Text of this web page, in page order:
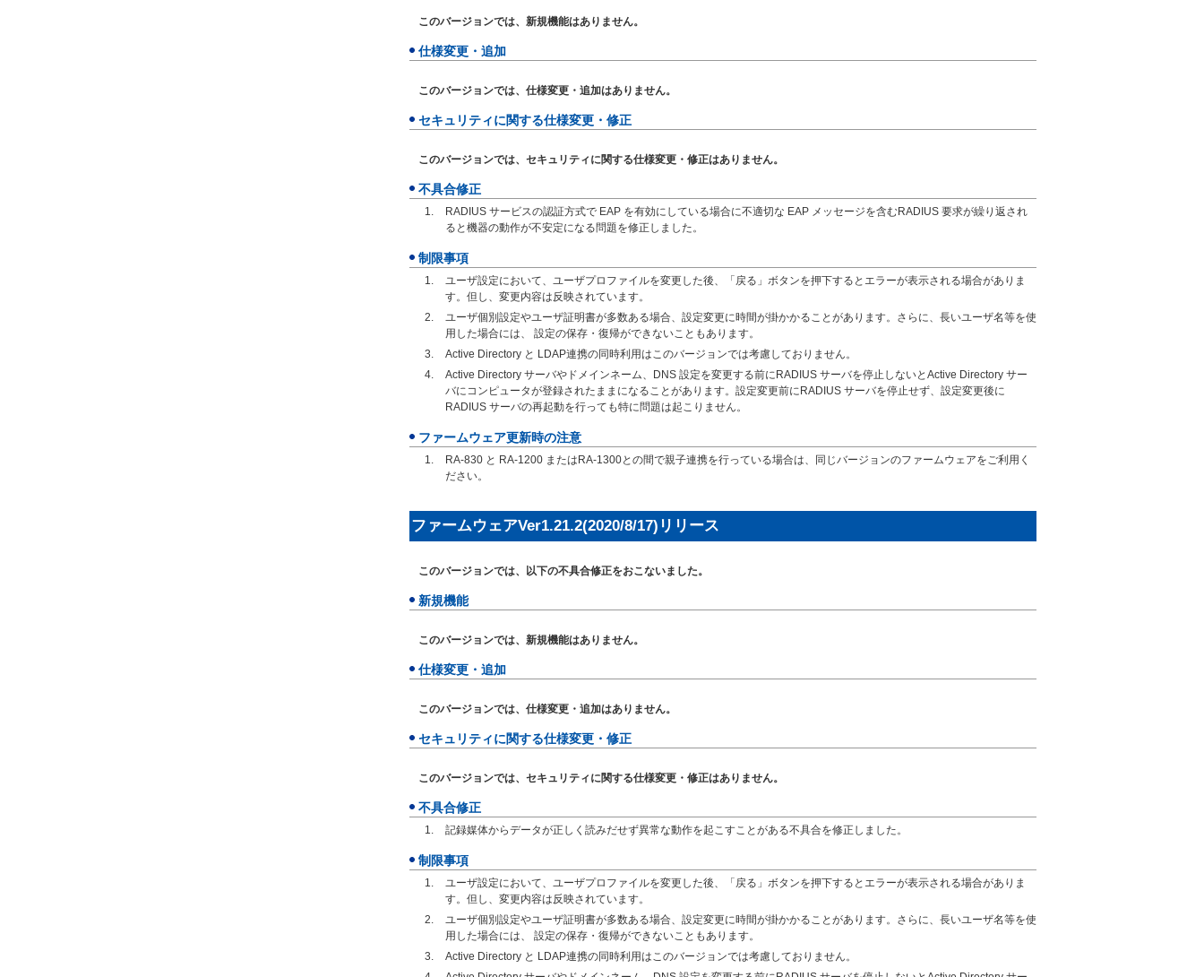
このバージョンでは、新規機能はありません。
仕様変更・追加
このバージョンでは、仕様変更・追加はありません。
セキュリティに関する仕様変更・修正
このバージョンでは、セキュリティに関する仕様変更・修正はありません。
不具合修正
RADIUS サービスの認証方式で EAP を有効にしている場合に不適切な EAP メッセージを含むRADIUS 要求が繰り返され
ると機器の動作が不安定になる問題を修正しました。
制限事項
ユーザ設定において、ユーザプロファイルを変更した後、「戻る」ボタンを押下するとエラーが表示される場合がありま
す。但し、変更内容は反映されています。
ユーザ個別設定やユーザ証明書が多数ある場合、設定変更に時間が掛かかることがあります。さらに、長いユーザ名等を使
用した場合には、 設定の保存・復帰ができないこともあります。
Active Directory と LDAP連携の同時利用はこのバージョンでは考慮しておりません。
Active Directory サーバやドメインネーム、DNS 設定を変更する前にRADIUS サーバを停止しないとActive Directory サー
バにコンピュータが登録されたままになることがあります。設定変更前にRADIUS サーバを停止せず、設定変更後に
RADIUS サーバの再起動を行っても特に問題は起こりません。
ファームウェア更新時の注意
RA-830 と RA-1200 またはRA-1300との間で親子連携を行っている場合は、同じバージョンのファームウェアをご利用く
ださい。
ファームウェアVer1.21.2(2020/8/17)リリース
このバージョンでは、以下の不具合修正をおこないました。
新規機能
このバージョンでは、新規機能はありません。
仕様変更・追加
このバージョンでは、仕様変更・追加はありません。
セキュリティに関する仕様変更・修正
このバージョンでは、セキュリティに関する仕様変更・修正はありません。
不具合修正
記録媒体からデータが正しく読みだせず異常な動作を起こすことがある不具合を修正しました。
制限事項
ユーザ設定において、ユーザプロファイルを変更した後、「戻る」ボタンを押下するとエラーが表示される場合がありま
す。但し、変更内容は反映されています。
ユーザ個別設定やユーザ証明書が多数ある場合、設定変更に時間が掛かかることがあります。さらに、長いユーザ名等を使
用した場合には、 設定の保存・復帰ができないこともあります。
Active Directory と LDAP連携の同時利用はこのバージョンでは考慮しておりません。